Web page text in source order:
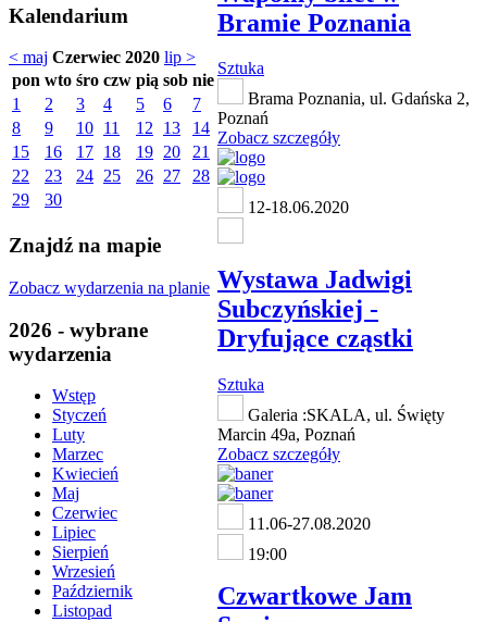
Kalendarium
< maj Czerwiec 2020 lip >
pon wto śro czw pią sob nie
1
2 3 4 5 6
7
8
9 10 11 12 13
14
15
16 17 18 19 20
21
22
23 24 25 26 27
28
29
30
Znajdź na mapie
Zobacz wydarzenia na planie
2026 - wybrane
wydarzenia
Wstęp
Styczeń
Luty
Marzec
Kwiecień
Maj
Czerwiec
Lipiec
Sierpień
Wrzesień
Październik
Listopad
Bramie Poznania
Sztuka
Brama Poznania, ul. Gdańska 2,
Poznań
Zobacz szczegóły
12-18.06.2020
Wystawa Jadwigi
Subczyńskiej -
Dryfujące cząstki
Sztuka
Galeria :SKALA, ul. Święty
Marcin 49a, Poznań
Zobacz szczegóły
11.06-27.08.2020
19:00
Czwartkowe Jam